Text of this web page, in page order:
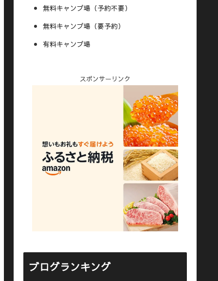
無料キャンプ場（予約不要）
無料キャンプ場（要予約）
有料キャンプ場
スポンサーリンク
ブログランキング